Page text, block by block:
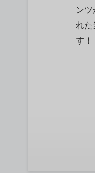
ン
れた
す